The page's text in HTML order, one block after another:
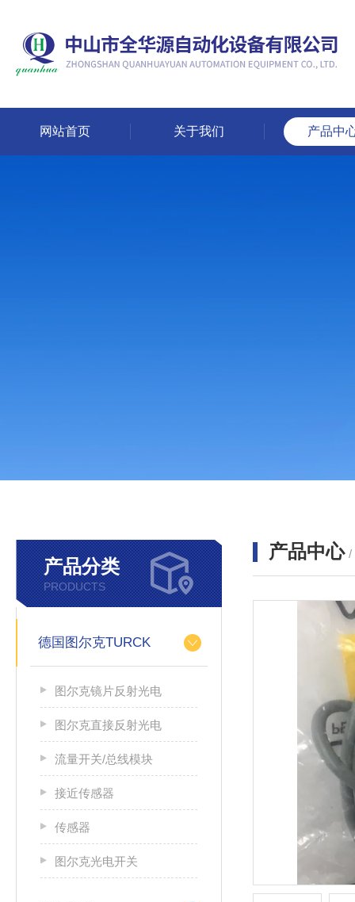
网站首页 关于我们 产品中
产品分类
PRODUCTS
德国图尔克TURCK
图尔克镜片反射光电
图尔克直接反射光电
流量开关/总线模块
接近传感器
传感器
图尔克光电开关
产品中心 /